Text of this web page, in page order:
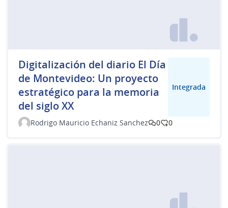
Digitalización del diario El Día
de Montevideo: Un proyecto
estratégico para la memoria
del siglo XX
Integrada
Rodrigo Mauricio Echaniz Sanchez 0 0